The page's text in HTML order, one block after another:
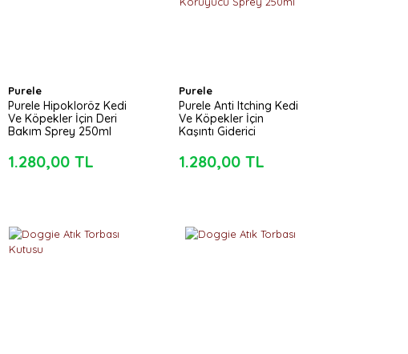
Purele
Purele Hipokloröz Kedi
Ve Köpekler İçin Deri
Bakım Sprey 250ml
1.280,00 TL
Purele
Purele Anti Itching Kedi
Ve Köpekler İçin
Kaşıntı Giderici
1.280,00 TL